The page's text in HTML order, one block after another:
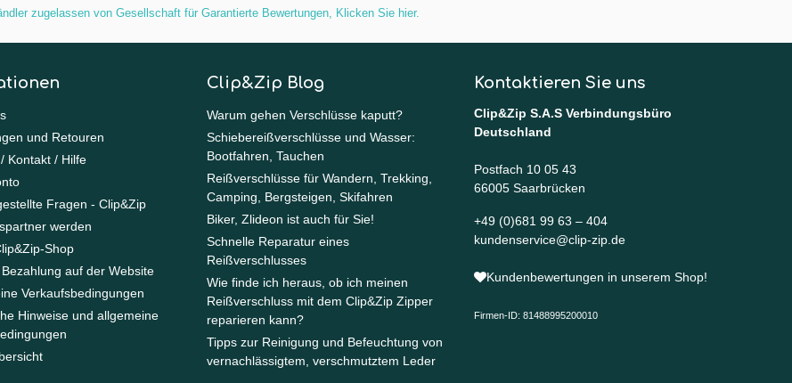
zugelassen von Gesellschaft für Garantierte Bewertungen, Klicken Sie hier.
und Retouren
Kontakt / Hilfe
Fragen - Clip&Zip
werden
Shop
auf der Website
Verkaufsbedingungen
Hinweise und allgemeine
Clip&Zip Blog
Warum gehen Verschlüsse kaputt?
Schiebereißverschlüsse und Wasser:
Bootfahren, Tauchen
Reißverschlüsse für Wandern, Trekking,
Camping, Bergsteigen, Skifahren
Biker, Zlideon ist auch für Sie!
Schnelle Reparatur eines
Reißverschlusses
Wie finde ich heraus, ob ich meinen
Reißverschluss mit dem Clip&Zip Zipper
reparieren kann?
Tipps zur Reinigung und Befeuchtung von
vernachlässigtem, verschmutztem Leder
Kontaktieren Sie uns
Clip&Zip S.A.S Verbindungsbüro
Deutschland
Postfach 10 05 43
66005 Saarbrücken
+49 (0)681 99 63 – 404
kundenservice@clip-zip.de
Kundenbewertungen in unserem Shop!
Firmen-ID: 81488995200010